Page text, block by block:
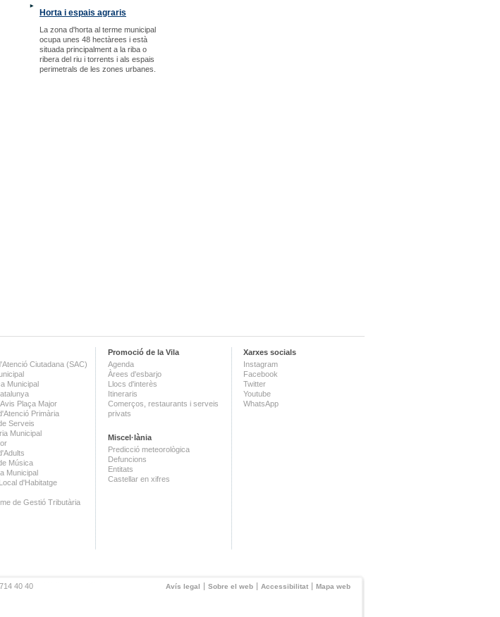
Horta i espais agraris
La zona d'horta al terme municipal
ocupa unes 48 hectàrees i està
situada principalment a la riba o
ribera del riu i torrents i als espais
perimetrals de les zones urbanes.
Ciutadana (SAC)
Municipal
Plaça Major
Primària
Serveis
Municipal
Música
Municipal
d'Habitatge
de Gestió Tributària
Promoció de la Vila
Agenda
Àrees d'esbarjo
Llocs d'interès
Itineraris
Comerços, restaurants i serveis
privats
Miscel·lània
Predicció meteorològica
Defuncions
Entitats
Castellar en xifres
Xarxes socials
Instagram
Facebook
Twitter
Youtube
WhatsApp
Avís legal Sobre el web Accessibilitat Mapa web
40 40